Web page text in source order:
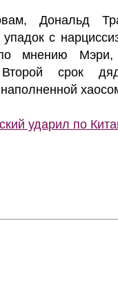
Дональд
упадок с
мнению
срок
ударил по